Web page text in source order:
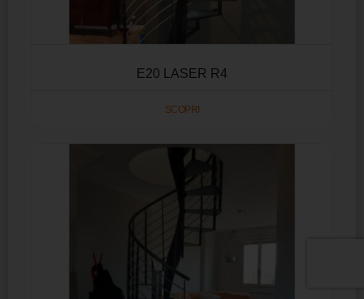
E20 LASER R4
SCOPRI